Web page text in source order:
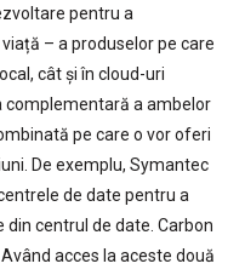
pentru a
– a produselor pe care
cât și în cloud-uri
complementară a ambelor
pe care o vor oferi
De exemplu, Symantec
de date pentru a
centrul de date. Carbon
acces la aceste două